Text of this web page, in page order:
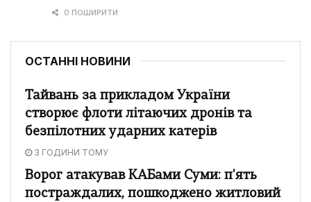
0 ПОШИРИТИ
ОСТАННІ НОВИНИ
Тайвань за прикладом України
створює флоти літаючих дронів та
безпілотних ударних катерів
3 ГОДИНИ ТОМУ
Ворог атакував КАБами Суми: п'ять
постраждалих, пошкоджено житловий